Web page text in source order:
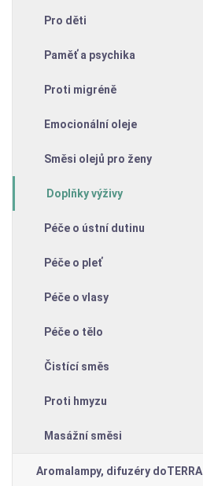
Pro děti
Paměť a psychika
Proti migréně
Emocionální oleje
Směsi olejů pro ženy
Doplňky výživy
Péče o ústní dutinu
Péče o pleť
Péče o vlasy
Péče o tělo
Čistící směs
Proti hmyzu
Masážní směsi
Aromalampy, difuzéry doTERRA